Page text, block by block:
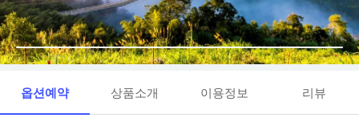
옵션예약 상품소개 이용정보 리뷰